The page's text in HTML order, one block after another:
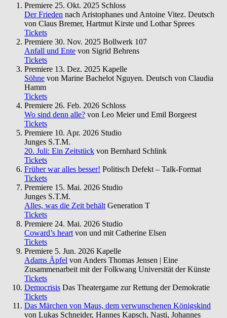
Premiere 25. Okt. 2025 Schloss
Der Frieden nach Aristophanes und Antoine Vitez. Deutsch
von Claus Bremer, Hartmut Kirste und Lothar Sprees
Tickets
Premiere 30. Nov. 2025 Bollwerk 107
Anfall und Ente von Sigrid Behrens
Tickets
Premiere 13. Dez. 2025 Kapelle
Söhne von Marine Bachelot Nguyen. Deutsch von Claudia
Hamm
Tickets
Premiere 26. Feb. 2026 Schloss
Wo sind denn alle? von Leo Meier und Emil Borgeest
Tickets
Premiere 10. Apr. 2026 Studio
Junges S.T.M.
20. Juli: Ein Zeitstück von Bernhard Schlink
Tickets
Früher war alles besser! Politisch Defekt – Talk-Format
Tickets
Premiere 15. Mai. 2026 Studio
Junges S.T.M.
Alles, was die Zeit behält Generation T
Tickets
Premiere 24. Mai. 2026 Studio
Coward’s heart von und mit Catherine Elsen
Tickets
Premiere 5. Jun. 2026 Kapelle
Adams Äpfel von Anders Thomas Jensen | Eine
Zusammenarbeit mit der Folkwang Universität der Künste
Tickets
Democrisis Das Theatergame zur Rettung der Demokratie
Tickets
Das Märchen von Maus, dem verwunschenen Königskind
von Lukas Schneider, Hannes Kapsch, Nasti, Johannes